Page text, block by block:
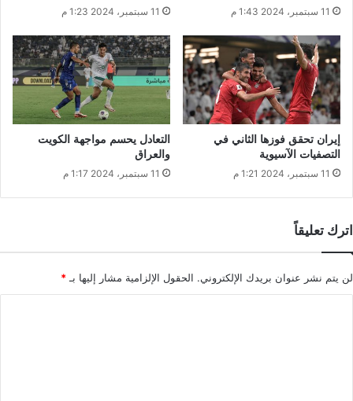
11 سبتمبر، 2024 1:43 م
11 سبتمبر، 2024 1:23 م
إيران تحقق فوزها الثاني في
التصفيات الآسيوية
11 سبتمبر، 2024 1:21 م
التعادل يحسم مواجهة الكويت
والعراق
11 سبتمبر، 2024 1:17 م
اترك تعليقاً
لن يتم نشر عنوان بريدك الإلكتروني. الحقول الإلزامية مشار إليها بـ *